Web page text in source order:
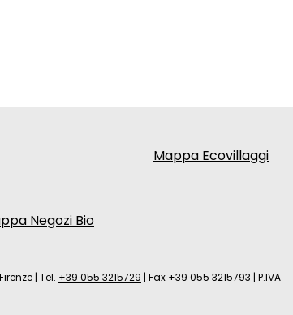
Negozi Bio
Mappa Ecovillaggi
| Tel. +39 055 3215729 | Fax +39 055 3215793 | P.IVA